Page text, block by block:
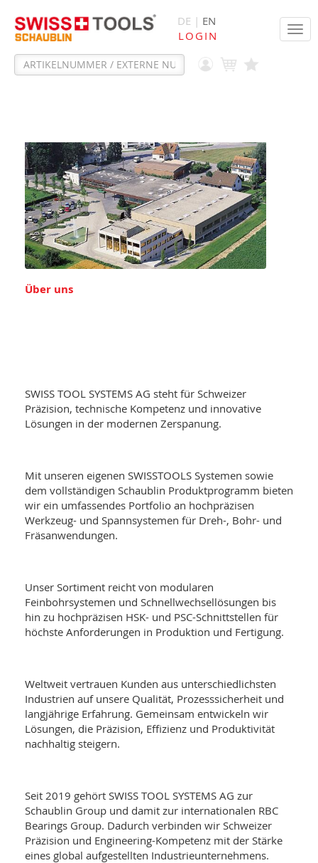
DE | EN
LOGIN
Über uns
SWISS TOOL SYSTEMS AG steht für Schweizer
Präzision, technische Kompetenz und innovative
Lösungen in der modernen Zerspanung.
Mit unseren eigenen SWISSTOOLS Systemen sowie
dem vollständigen Schaublin Produktprogramm bieten
wir ein umfassendes Portfolio an hochpräzisen
Werkzeug- und Spannsystemen für Dreh-, Bohr- und
Fräsanwendungen.
Unser Sortiment reicht von modularen
Feinbohrsystemen und Schnellwechsellösungen bis
hin zu hochpräzisen HSK- und PSC-Schnittstellen für
höchste Anforderungen in Produktion und Fertigung.
Weltweit vertrauen Kunden aus unterschiedlichsten
Industrien auf unsere Qualität, Prozesssicherheit und
langjährige Erfahrung. Gemeinsam entwickeln wir
Lösungen, die Präzision, Effizienz und Produktivität
nachhaltig steigern.
Seit 2019 gehört SWISS TOOL SYSTEMS AG zur
Schaublin Group und damit zur internationalen RBC
Bearings Group. Dadurch verbinden wir Schweizer
Präzision und Engineering-Kompetenz mit der Stärke
eines global aufgestellten Industrieunternehmens.